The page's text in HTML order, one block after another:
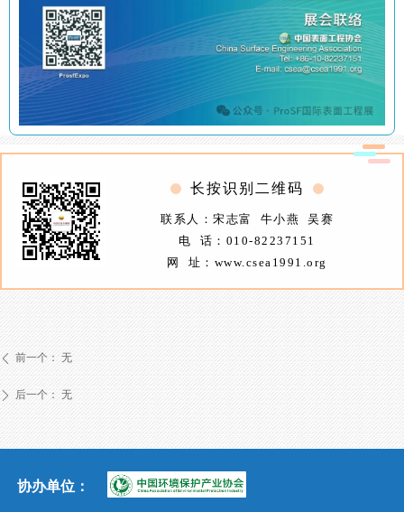
长按识别二维码
联系人：宋志富 牛小燕 吴赛
电 话：010-82237151
网 址：www.csea1991.org
ꄴ 前一个： 无
ꄲ 后一个： 无
协办单位：